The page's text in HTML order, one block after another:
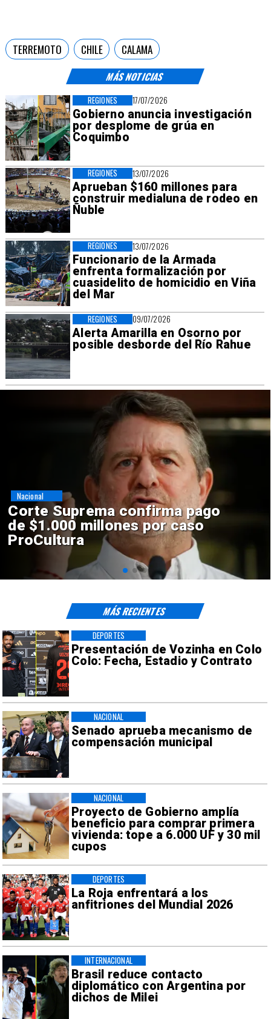
MÁS NOTICIAS
17/07/2026
Gobierno anuncia investigación
por desplome de grúa en
Coquimbo
REGIONES
13/07/2026
Aprueban $160 millones para
construir medialuna de rodeo en
Ñuble
REGIONES
13/07/2026
Funcionario de la Armada
enfrenta formalización por
cuasidelito de homicidio en Viña
del Mar
REGIONES
09/07/2026
Alerta Amarilla en Osorno por
posible desborde del Río Rahue
REGIONES
TERREMOTO CHILE CALAMA
Codelco suspende
construcción de Andes Norte
en El Teniente por riesgos
sísmicos
Nacional
Presentación de Vozinha en Colo
Colo: Fecha, Estadio y Contrato
DEPORTES
Senado aprueba mecanismo de
compensación municipal
NACIONAL
Proyecto de Gobierno amplía
beneficio para comprar primera
vivienda: tope a 6.000 UF y 30 mil
cupos
NACIONAL
La Roja enfrentará a los
anfitriones del Mundial 2026
DEPORTES
Brasil reduce contacto
diplomático con Argentina por
dichos de Milei
INTERNACIONAL
MÁS RECIENTES